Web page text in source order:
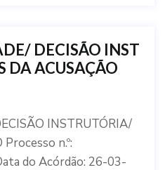
DECISÃO INST
DA ACUSAÇÃO
INSTRUTÓRIA/
n.º:
do Acórdão: 26-03-